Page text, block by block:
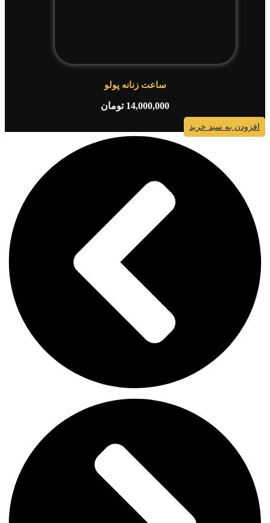
ساعت زنانه پولو
14,000,000 تومان
افزودن به سبد خرید